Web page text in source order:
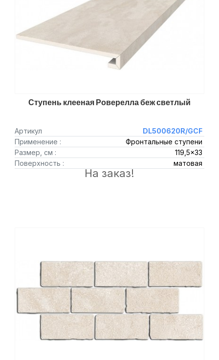
Ступень клееная Роверелла беж светлый
Артикул
DL500620R/GCF
Применение :
Фронтальные ступени
Размер, см :
119,5x33
Поверхность :
матовая
На заказ!